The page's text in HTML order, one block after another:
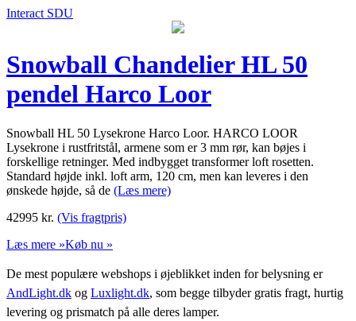
Interact SDU
Snowball Chandelier HL 50
pendel Harco Loor
Snowball HL 50 Lysekrone Harco Loor. HARCO LOOR
Lysekrone i rustfritstål, armene som er 3 mm rør, kan bøjes i
forskellige retninger. Med indbygget transformer loft rosetten.
Standard højde inkl. loft arm, 120 cm, men kan leveres i den
ønskede højde, så de (Læs mere)
42995 kr. (Vis fragtpris)
Læs mere »Køb nu »
De mest populære webshops i øjeblikket inden for belysning er
AndLight.dk og Luxlight.dk, som begge tilbyder gratis fragt, hurtig
levering og prismatch på alle deres lamper.